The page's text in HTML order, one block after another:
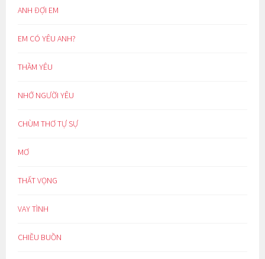
ANH ĐỢI EM
EM CÓ YÊU ANH?
THẦM YÊU
NHỚ NGƯỜI YÊU
CHÙM THƠ TỰ SỰ
MƠ
THẤT VỌNG
VAY TÌNH
CHIỀU BUỒN